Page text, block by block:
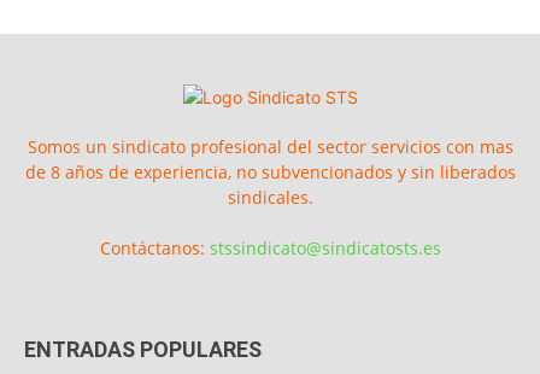
Somos un sindicato profesional del sector servicios con mas
de 8 años de experiencia, no subvencionados y sin liberados
sindicales.
Contáctanos: stssindicato@sindicatosts.es
ENTRADAS POPULARES